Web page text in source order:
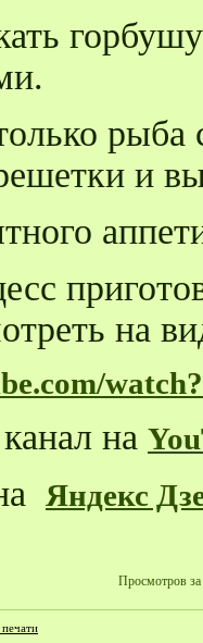
рыба
и
на
на
Яндекс
Просмотров за